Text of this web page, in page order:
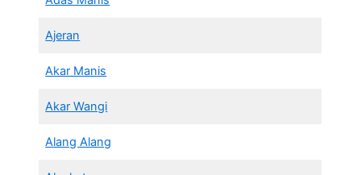
Ajeran
Akar Manis
Akar Wangi
Alang Alang